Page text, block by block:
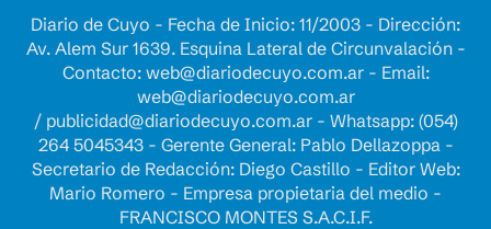
Diario de Cuyo - Fecha de Inicio: 11/2003 - Dirección:
Av. Alem Sur 1639. Esquina Lateral de Circunvalación -
Contacto: web@diariodecuyo.com.ar- Email:
web@diariodecuyo.com.ar
/ publicidad@diariodecuyo.com.ar- Whatsapp: (054)
264 5045343 - Gerente General: Pablo Dellazoppa -
Secretario de Redacción: Diego Castillo - Editor Web:
Mario Romero - Empresa propietaria del medio -
FRANCISCO MONTES S.A.C.I.F.